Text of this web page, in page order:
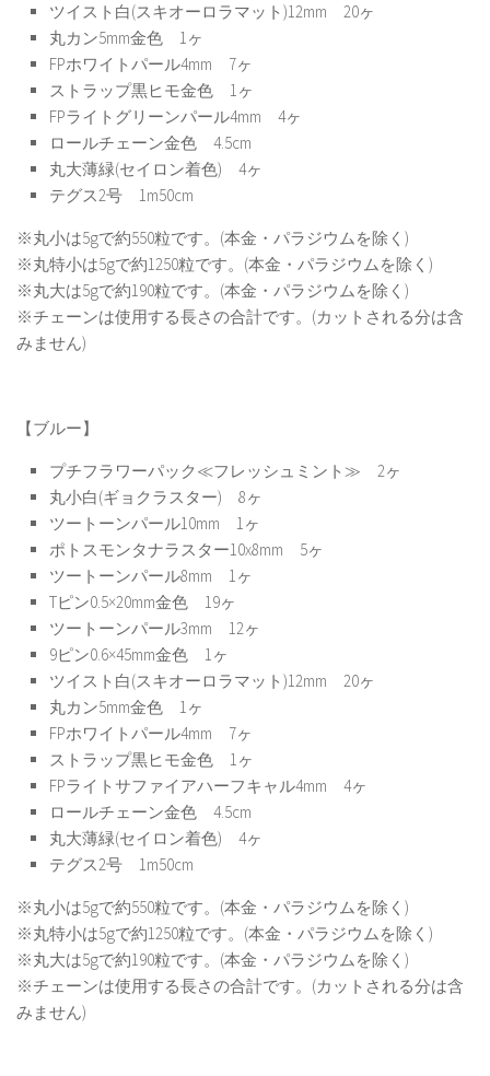
ツイスト白(スキオーロラマット)12mm 20ヶ
丸カン5mm金色 1ヶ
FPホワイトパール4mm 7ヶ
ストラップ黒ヒモ金色 1ヶ
FPライトグリーンパール4mm 4ヶ
ロールチェーン金色 4.5cm
丸大薄緑(セイロン着色) 4ヶ
テグス2号 1m50cm
※丸小は5gで約550粒です。(本金・パラジウムを除く)
※丸特小は5gで約1250粒です。(本金・パラジウムを除く)
※丸大は5gで約190粒です。(本金・パラジウムを除く)
※チェーンは使用する長さの合計です。(カットされる分は含
みません)
【ブルー】
プチフラワーパック≪フレッシュミント≫ 2ヶ
丸小白(ギョクラスター) 8ヶ
ツートーンパール10mm 1ヶ
ポトスモンタナラスター10x8mm 5ヶ
ツートーンパール8mm 1ヶ
Tピン0.5×20mm金色 19ヶ
ツートーンパール3mm 12ヶ
9ピン0.6×45mm金色 1ヶ
ツイスト白(スキオーロラマット)12mm 20ヶ
丸カン5mm金色 1ヶ
FPホワイトパール4mm 7ヶ
ストラップ黒ヒモ金色 1ヶ
FPライトサファイアハーフキャル4mm 4ヶ
ロールチェーン金色 4.5cm
丸大薄緑(セイロン着色) 4ヶ
テグス2号 1m50cm
※丸小は5gで約550粒です。(本金・パラジウムを除く)
※丸特小は5gで約1250粒です。(本金・パラジウムを除く)
※丸大は5gで約190粒です。(本金・パラジウムを除く)
※チェーンは使用する長さの合計です。(カットされる分は含
みません)